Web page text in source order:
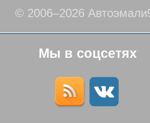
© 2006–2026
Мы в соцсетях